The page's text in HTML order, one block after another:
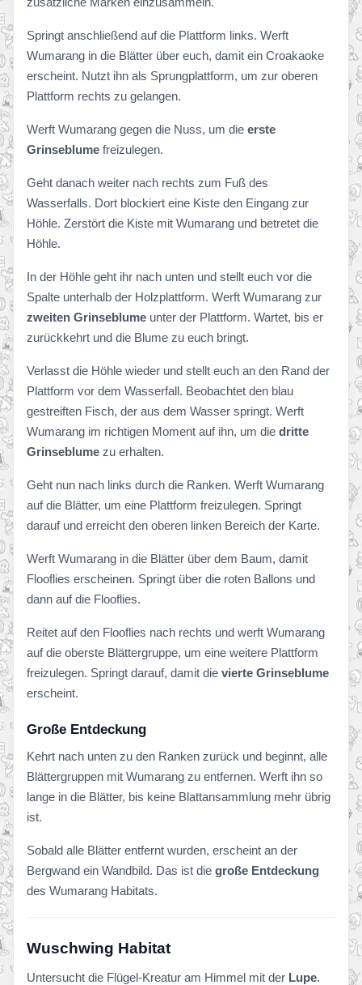
Springt anschließend auf die Plattform links. Werft
Wumarang in die Blätter über euch, damit ein Croakaoke
erscheint. Nutzt ihn als Sprungplattform, um zur oberen
Plattform rechts zu gelangen.
Werft Wumarang gegen die Nuss, um die erste
Grinseblume freizulegen.
Geht danach weiter nach rechts zum Fuß des
Wasserfalls. Dort blockiert eine Kiste den Eingang zur
Höhle. Zerstört die Kiste mit Wumarang und betretet die
Höhle.
In der Höhle geht ihr nach unten und stellt euch vor die
Spalte unterhalb der Holzplattform. Werft Wumarang zur
zweiten Grinseblume unter der Plattform. Wartet, bis er
zurückkehrt und die Blume zu euch bringt.
Verlasst die Höhle wieder und stellt euch an den Rand der
Plattform vor dem Wasserfall. Beobachtet den blau
gestreiften Fisch, der aus dem Wasser springt. Werft
Wumarang im richtigen Moment auf ihn, um die dritte
Grinseblume zu erhalten.
Geht nun nach links durch die Ranken. Werft Wumarang
auf die Blätter, um eine Plattform freizulegen. Springt
darauf und erreicht den oberen linken Bereich der Karte.
Werft Wumarang in die Blätter über dem Baum, damit
Flooflies erscheinen. Springt über die roten Ballons und
dann auf die Flooflies.
Reitet auf den Flooflies nach rechts und werft Wumarang
auf die oberste Blättergruppe, um eine weitere Plattform
freizulegen. Springt darauf, damit die vierte Grinseblume
erscheint.
Große Entdeckung
Kehrt nach unten zu den Ranken zurück und beginnt, alle
Blättergruppen mit Wumarang zu entfernen. Werft ihn so
lange in die Blätter, bis keine Blattansammlung mehr übrig
ist.
Sobald alle Blätter entfernt wurden, erscheint an der
Bergwand ein Wandbild. Das ist die große Entdeckung
des Wumarang Habitats.
Wuschwing Habitat
Untersucht die Flügel-Kreatur am Himmel mit der Lupe.